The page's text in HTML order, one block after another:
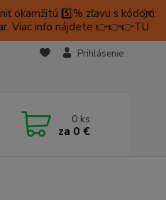
okamžitú 5️⃣% zľavu s kódom:
Viac info nájdete 👉👉👉TU
Prihlásenie
0 ks
za 0 €